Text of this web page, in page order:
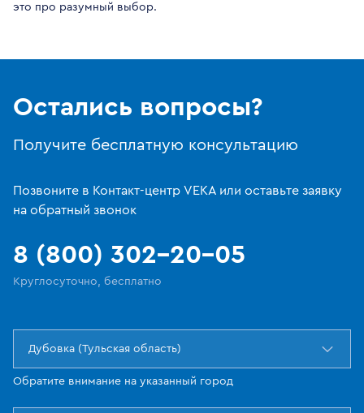
это про разумный выбор.
Остались вопросы?
Получите бесплатную консультацию
Позвоните в Контакт-центр VEKA или оставьте заявку
на обратный звонок
8 (800) 302-20-05
Круглосуточно, бесплатно
Дубовка (Тульская область)
Обратите внимание на указанный город